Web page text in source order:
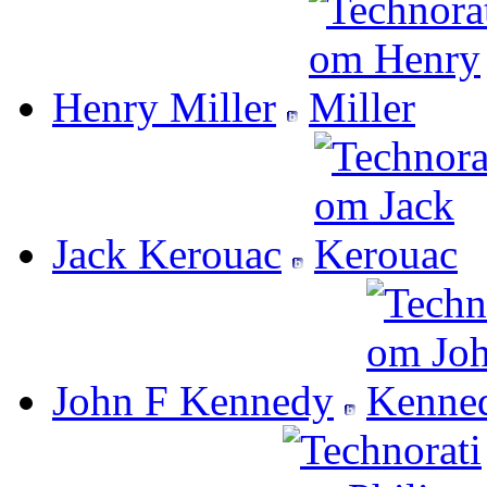
Henry Miller
Jack Kerouac
John F Kennedy